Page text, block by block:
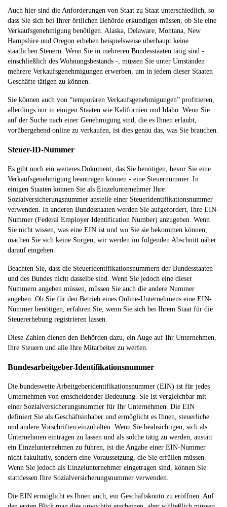
Auch hier sind die Anforderungen von Staat zu Staat unterschiedlich, so
dass Sie sich bei Ihrer örtlichen Behörde erkundigen müssen, ob Sie eine
Verkaufsgenehmigung benötigen. Alaska, Delaware, Montana, New
Hampshire und Oregon erheben beispielsweise überhaupt keine
staatlichen Steuern. Wenn Sie in mehreren Bundesstaaten tätig sind -
einschließlich des Wohnungsbestands -, müssen Sie unter Umständen
mehrere Verkaufsgenehmigungen erwerben, um in jedem dieser Staaten
Geschäfte tätigen zu können.
Sie können auch von “temporären Verkaufsgenehmigungen” profitieren,
allerdings nur in einigen Staaten wie Kalifornien und Idaho. Wenn Sie
auf der Suche nach einer Genehmigung sind, die es Ihnen erlaubt,
vorübergehend online zu verkaufen, ist dies genau das, was Sie brauchen.
Steuer-ID-Nummer
Es gibt noch ein weiteres Dokument, das Sie benötigen, bevor Sie eine
Verkaufsgenehmigung beantragen können - eine Steuernummer. In
einigen Staaten können Sie als Einzelunternehmer Ihre
Sozialversicherungsnummer anstelle einer Steueridentifikationsnummer
verwenden. In anderen Bundesstaaten werden Sie aufgefordert, Ihre EIN-
Nummer (Federal Employer Identification Number) anzugeben. Wenn
Sie nicht wissen, was eine EIN ist und wo Sie sie bekommen können,
machen Sie sich keine Sorgen, wir werden im folgenden Abschnitt näher
darauf eingehen.
Beachten Sie, dass die Steueridentifikationsnummern der Bundesstaaten
und des Bundes nicht dasselbe sind. Wenn Sie jedoch eine dieser
Nummern angeben müssen, müssen Sie auch die andere Nummer
angeben. Ob Sie für den Betrieb eines Online-Unternehmens eine EIN-
Nummer benötigen, erfahren Sie, wenn Sie sich bei Ihrem Staat für die
Steuererhebung registrieren lassen.
Diese Zahlen dienen den Behörden dazu, ein Auge auf Ihr Unternehmen,
Ihre Steuern und alle Ihre Mitarbeiter zu werfen.
Bundesarbeitgeber-Identifikationsnummer
Die bundesweite Arbeitgeberidentifikationsnummer (EIN) ist für jedes
Unternehmen von entscheidender Bedeutung. Sie ist vergleichbar mit
einer Sozialversicherungsnummer für Ihr Unternehmen. Die EIN
definiert Sie als Geschäftsinhaber und ermöglicht es Ihnen, steuerliche
und andere Vorschriften einzuhalten. Wenn Sie beabsichtigen, sich als
Unternehmen eintragen zu lassen und als solche tätig zu werden, anstatt
ein Einzelunternehmen zu führen, ist die Angabe einer EIN-Nummer
nicht fakultativ, sondern eine Voraussetzung, die Sie erfüllen müssen.
Wenn Sie jedoch als Einzelunternehmer eingetragen sind, können Sie
stattdessen Ihre Sozialversicherungsnummer verwenden.
Die EIN ermöglicht es Ihnen auch, ein Geschäftskonto zu eröffnen. Auf